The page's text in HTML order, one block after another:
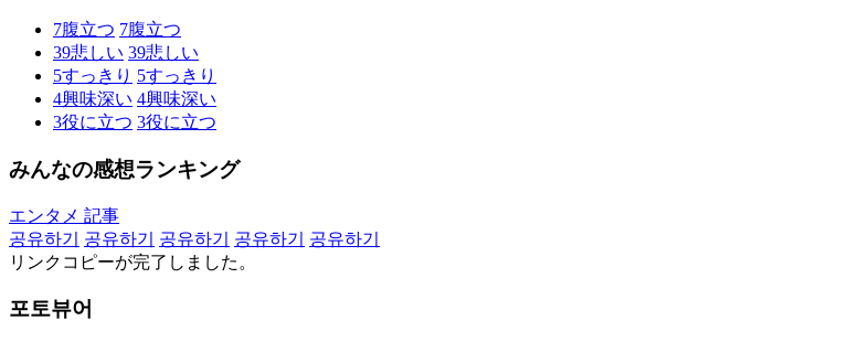
7腹立つ 7腹立つ
39悲しい 39悲しい
5すっきり 5すっきり
4興味深い 4興味深い
3役に立つ 3役に立つ
みんなの感想ランキング
エンタメ 記事
공유하기
공유하기 공유하기 공유하기
공유하기
リンクコピーが完了しました。
포토뷰어